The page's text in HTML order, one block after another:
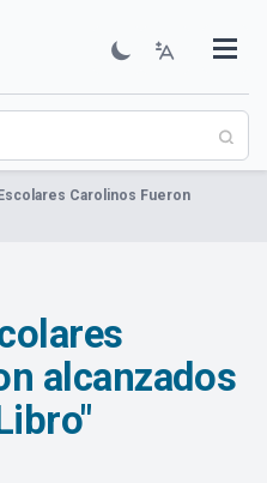
Carolinos Fueron
alcanzados